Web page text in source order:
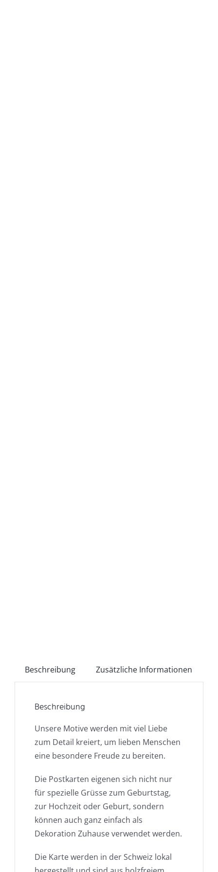
Beschreibung Zusätzliche Informationen
Beschreibung
Unsere Motive werden mit viel Liebe
zum Detail kreiert, um lieben Menschen
eine besondere Freude zu bereiten.
Die Postkarten eigenen sich nicht nur
für spezielle Grüsse zum Geburtstag,
zur Hochzeit oder Geburt, sondern
können auch ganz einfach als
Dekoration Zuhause verwendet werden.
Die Karte werden in der Schweiz lokal